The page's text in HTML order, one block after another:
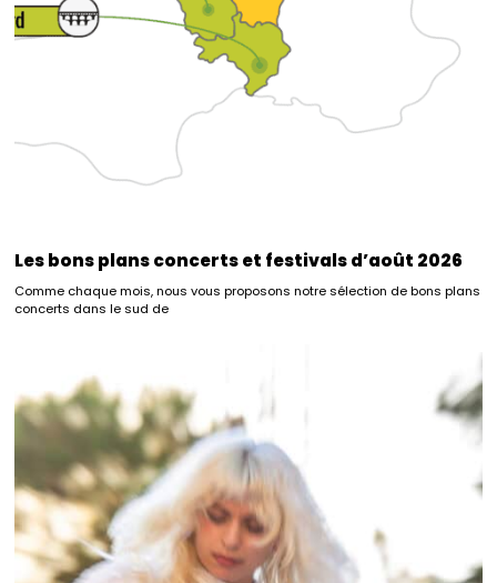
Les bons plans concerts et festivals d’août 2026
Comme chaque mois, nous vous proposons notre sélection de bons plans
concerts dans le sud de